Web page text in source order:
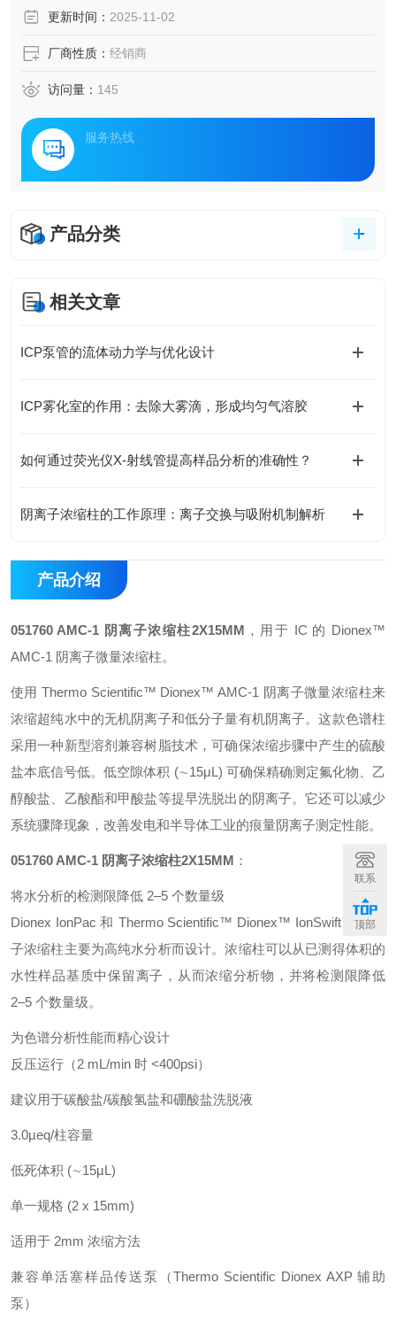
更新时间： 2025-11-02
厂商性质： 经销商
访问量： 145
服务热线
产品分类
相关文章
ICP泵管的流体动力学与优化设计
ICP雾化室的作用：去除大雾滴，形成均匀气溶胶
如何通过荧光仪X-射线管提高样品分析的准确性？
阴离子浓缩柱的工作原理：离子交换与吸附机制解析
产品介绍
051760 AMC-1 阴离子浓缩柱2X15MM ，用于 IC 的 Dionex™
AMC-1 阴离子微量浓缩柱。
使用 Thermo Scientific™ Dionex™ AMC-1 阴离子微量浓缩柱来
浓缩超纯水中的无机阴离子和低分子量有机阴离子。这款色谱柱
采用一种新型溶剂兼容树脂技术，可确保浓缩步骤中产生的硫酸
盐本底信号低。低空隙体积 (∼15μL) 可确保精确测定氟化物、乙
醇酸盐、乙酸酯和甲酸盐等提早洗脱出的阴离子。它还可以减少
系统骤降现象，改善发电和半导体工业的痕量阴离子测定性能。
051760 AMC-1 阴离子浓缩柱2X15MM ：
将水分析的检测限降低 2–5 个数量级
Dionex IonPac 和 Thermo Scientific™ Dionex™ IonSwift™ 阴离
子浓缩柱主要为高纯水分析而设计。浓缩柱可以从已测得体积的
水性样品基质中保留离子，从而浓缩分析物，并将检测限降低
2–5 个数量级。
为色谱分析性能而精心设计
反压运行（2 mL/min 时 <400psi）
建议用于碳酸盐/碳酸氢盐和硼酸盐洗脱液
3.0µeq/柱容量
低死体积 (∼15µL)
单一规格 (2 x 15mm)
适用于 2mm 浓缩方法
兼容单活塞样品传送泵（Thermo Scientific Dionex AXP 辅助
泵）
联系
顶部